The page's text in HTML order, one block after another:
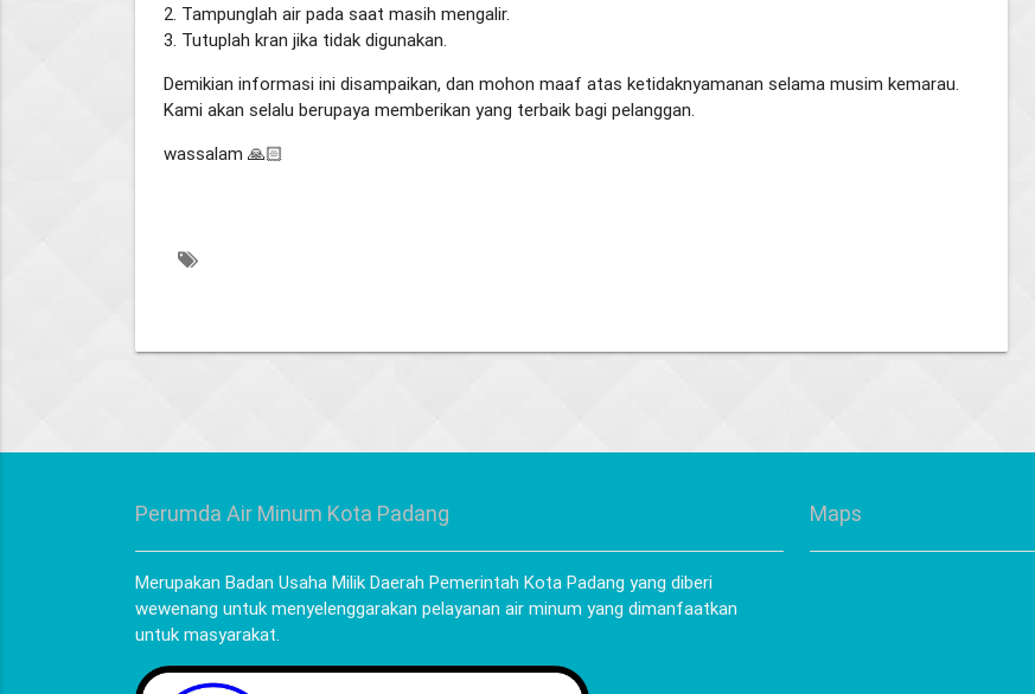
2. Tampunglah air pada saat masih mengalir.
3. Tutuplah kran jika tidak digunakan.
Demikian informasi ini disampaikan, dan mohon maaf atas ketidaknyamanan selama musim kemarau.
Kami akan selalu berupaya memberikan yang terbaik bagi pelanggan.
wassalam 🙏🏻
Perumda Air Minum Kota Padang
Merupakan Badan Usaha Milik Daerah Pemerintah Kota Padang yang diberi
wewenang untuk menyelenggarakan pelayanan air minum yang dimanfaatkan
untuk masyarakat.
Maps